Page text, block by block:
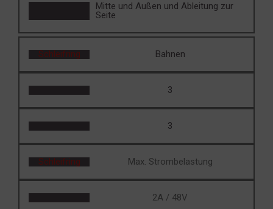
Mitte und Außen und Ableitung zur
Seite
Schleifring Bahnen
3
3
Schleifring Max. Strombelastung
2A / 48V